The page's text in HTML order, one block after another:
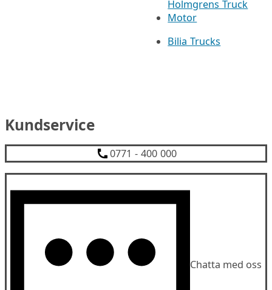
Holmgrens Truck
Motor
Bilia Trucks
Kundservice
0771 - 400 000
Chatta med oss